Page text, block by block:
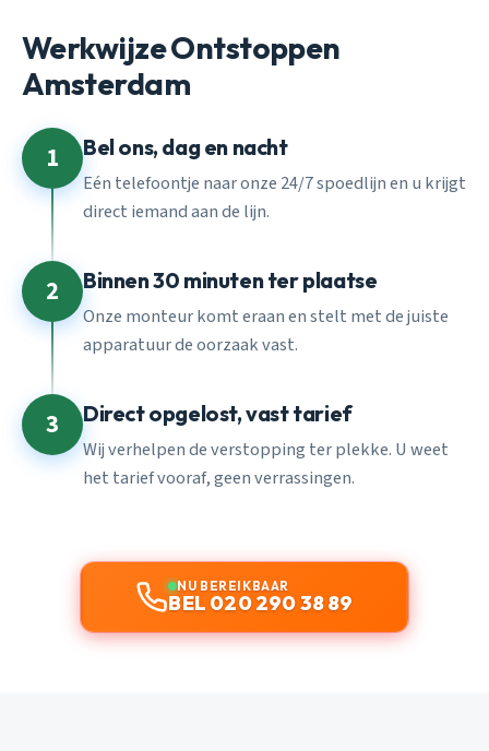
Werkwijze Ontstoppen
Amsterdam
1 Bel ons, dag en nacht
Eén telefoontje naar onze 24/7 spoedlijn en u krijgt
direct iemand aan de lijn.
2 Binnen 30 minuten ter plaatse
Onze monteur komt eraan en stelt met de juiste
apparatuur de oorzaak vast.
3 Direct opgelost, vast tarief
Wij verhelpen de verstopping ter plekke. U weet
het tarief vooraf, geen verrassingen.
NU BEREIKBAAR
BEL 020 290 38 89